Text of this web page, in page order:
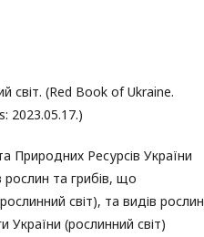
світ. (Red Book of Ukraine.
2023.05.17.)
Природних Ресурсів України
рослин та грибів, що
світ), та видів рослин
України (рослинний світ)